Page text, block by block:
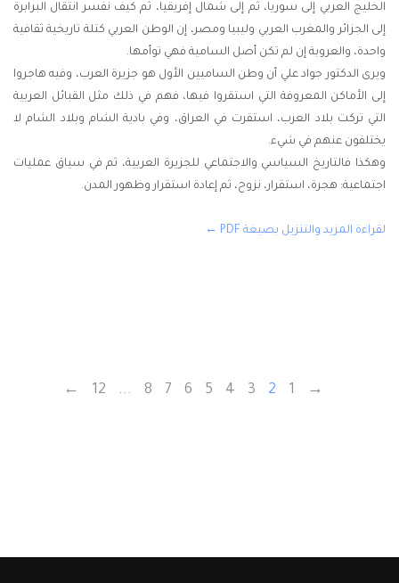
الخليج العربي إلى سوريا، ثم إلى شمال إفريقيا، ثم كيف نفسر انتقال البرابرة
إلى الجزائر والمغرب العربي وليبيا ومصر، إن الوطن العربي كتلة تاريخية ثقافية
واحدة، والعروبة إن لم تكن أصل السامية فهي توأمها.
ويرى الدكتور جواد علي أن وطن الساميين الأول هو جزيرة العرب، وفيه هاجروا
إلى الأماكن المعروفة التي استقروا فيها، فهم في ذلك مثل القبائل العربية
التي تركت بلاد العرب، استقرت في العراق، وفي بادية الشام وبلاد الشام لا
يختلفون عنهم في شيء.
وهكذا فالتاريخ السياسي والاجتماعي للجزيرة العربية، ثم في سياق عمليات
اجتماعية: هجرة، استقرار، نزوح، ثم إعادة استقرار وظهور المدن.
لقراءة المزيد والتنزيل بصيغة PDF ←
→
1
2
3
4
5
6
7
8
...
12
←